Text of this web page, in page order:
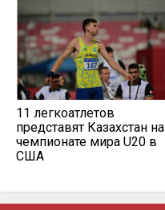
11 легкоатлетов
представят Казахстан на
чемпионате мира U20 в
США